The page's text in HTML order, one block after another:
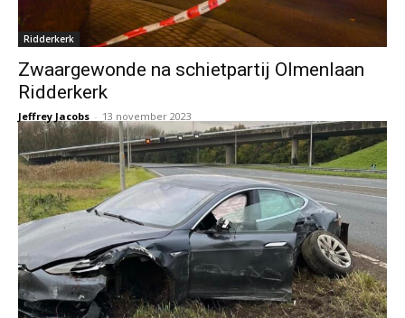
Ridderkerk
Zwaargewonde na schietpartij Olmenlaan
Ridderkerk
Jeffrey Jacobs - 13 november 2023